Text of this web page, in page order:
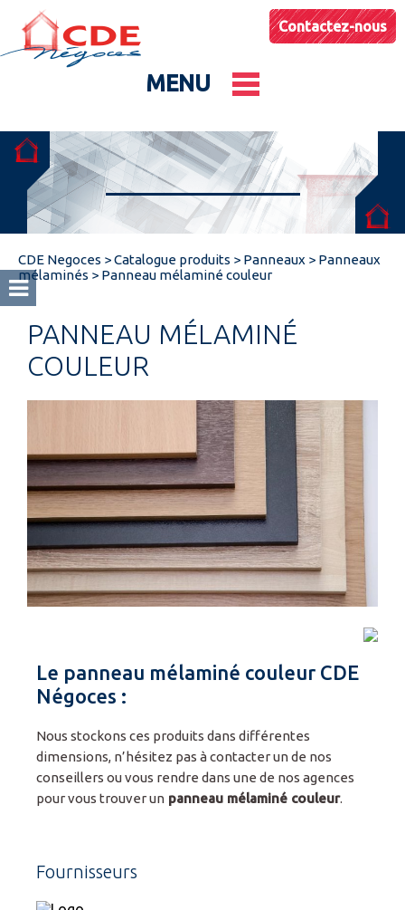
Contactez-nous
MENU
Le groupe
Nos entités
Conseils & Astuces
Actualités
Catalogues produits
Espace pro
CDE Negoces >Catalogue produits > Panneaux > Panneaux
mélaminés > Panneau mélaminé couleur
PANNEAU MÉLAMINÉ
COULEUR
Le panneau mélaminé couleur CDE
Négoces :
Nous stockons ces produits dans différentes
dimensions, n’hésitez pas à contacter un de nos
conseillers ou vous rendre dans une de nos agences
pour vous trouver un panneau mélaminé couleur.
Fournisseurs